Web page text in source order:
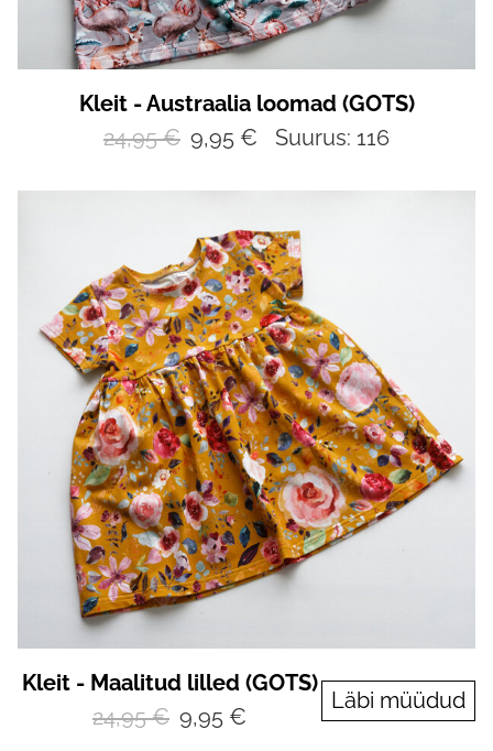
Kleit - Austraalia loomad (GOTS)
24,95 € 9,95 € Suurus: 116
Kleit - Maalitud lilled (GOTS)
24,95 € 9,95 €
Läbi müüdud